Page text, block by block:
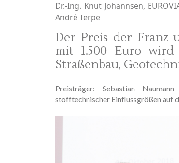
Dr.-Ing. Knut Johannsen,
André Terpe
Der Preis der Franz
mit 1.500 Euro
Straßenbau,
Preisträger: Sebastian
stofftechnischer Einflussgrößen auf